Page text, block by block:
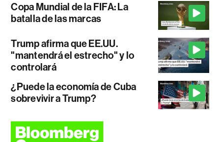
Copa Mundial de la FIFA: La
batalla de las marcas
Trump afirma que EE.UU.
"mantendrá el estrecho" y lo
controlará
¿Puede la economía de Cuba
sobrevivir a Trump?